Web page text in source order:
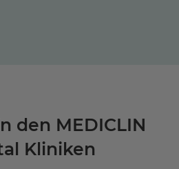
den MEDICLIN
Kliniken